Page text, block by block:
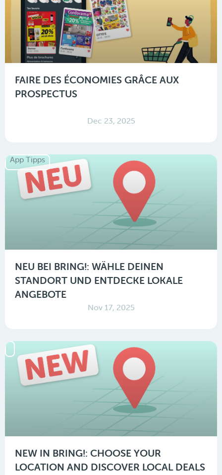
FAIRE DES ÉCONOMIES GRÂCE AUX
PROSPECTUS
Dec 23, 2025
App Tipps
NEU BEI BRING!: WÄHLE DEINEN
STANDORT UND ENTDECKE LOKALE
ANGEBOTE
Nov 17, 2025
NEW IN BRING!: CHOOSE YOUR
LOCATION AND DISCOVER LOCAL DEALS